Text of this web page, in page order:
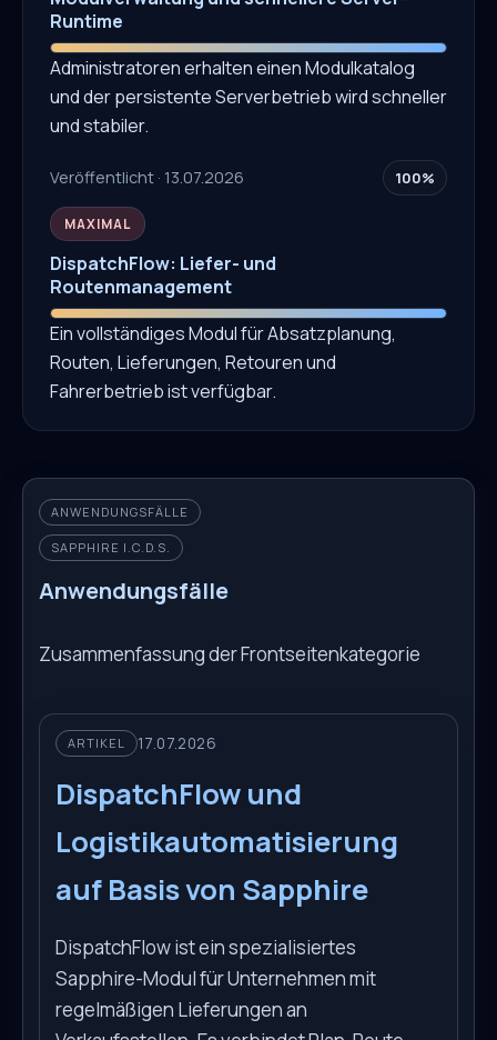
Runtime
Administratoren erhalten einen Modulkatalog
und der persistente Serverbetrieb wird schneller
und stabiler.
Veröffentlicht · 13.07.2026 100%
MAXIMAL
DispatchFlow: Liefer- und
Routenmanagement
Ein vollständiges Modul für Absatzplanung,
Routen, Lieferungen, Retouren und
Fahrerbetrieb ist verfügbar.
ANWENDUNGSFÄLLE
SAPPHIRE I.C.D.S.
Anwendungsfälle
Zusammenfassung der Frontseitenkategorie
ARTIKEL 17.07.2026
DispatchFlow und
Logistikautomatisierung
auf Basis von Sapphire
DispatchFlow ist ein spezialisiertes
Sapphire-Modul für Unternehmen mit
regelmäßigen Lieferungen an